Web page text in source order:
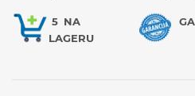
5 NA
LAGERU